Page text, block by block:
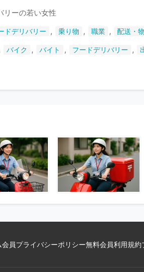
リーの若い女性
ドデリバリー , 乗り物 , 職業 , 配送・
バイク , バイト , フードデリバリー ,
員プライバシーポリシー無料会員利用規約